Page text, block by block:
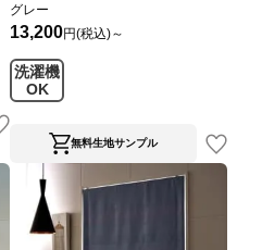
グレー
13,200円(税込)～
洗濯機
OK
無料生地サンプル